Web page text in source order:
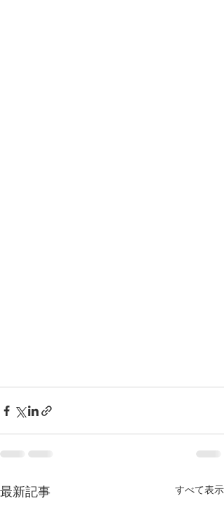
最新記事 すべて表示